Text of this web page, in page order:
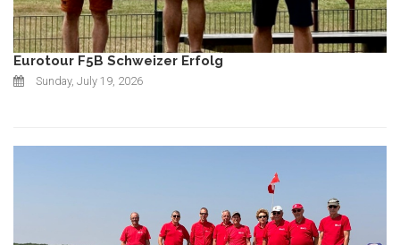
Eurotour F5B Schweizer Erfolg
Sunday, July 19, 2026